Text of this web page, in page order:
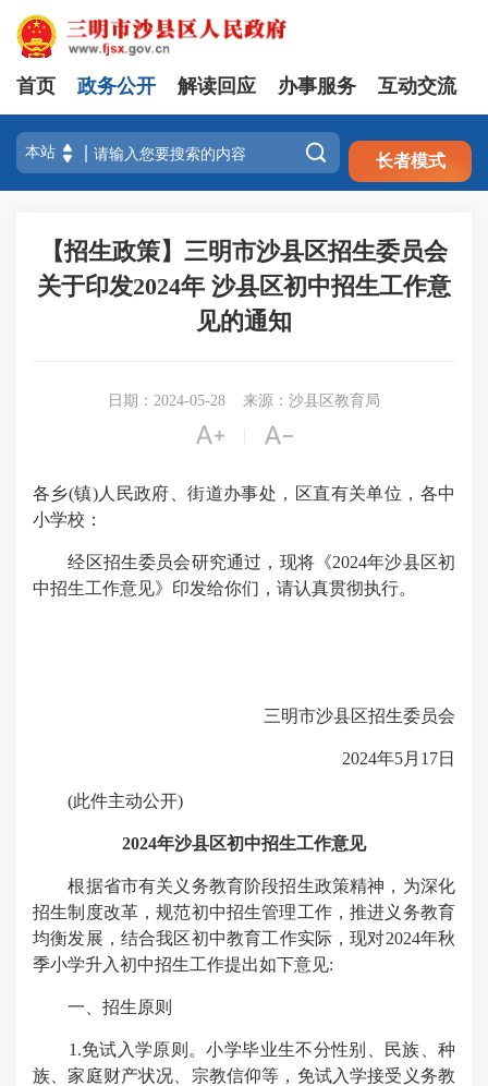
注册 登录
首页 政务公开 解读回应 办事服务 互动交流
 长者模式
【招生政策】三明市沙县区招生委员会
关于印发2024年 沙县区初中招生工作意
见的通知
日期：2024-05-28 来源：沙县区教育局
 
各乡(镇)人民政府、街道办事处，区直有关单位，各中
小学校：
经区招生委员会研究通过，现将《2024年沙县区初
中招生工作意见》印发给你们，请认真贯彻执行。
三明市沙县区招生委员会
2024年5月17日
(此件主动公开)
2024年沙县区初中招生工作意见
根据省市有关义务教育阶段招生政策精神，为深化
招生制度改革，规范初中招生管理工作，推进义务教育
均衡发展，结合我区初中教育工作实际，现对2024年秋
季小学升入初中招生工作提出如下意见:
一、招生原则
1.免试入学原则。小学毕业生不分性别、民族、种
族、家庭财产状况、宗教信仰等，免试入学接受义务教